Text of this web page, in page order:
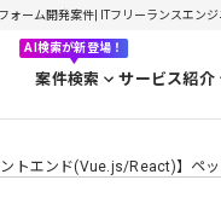
ォーム開発案件| ITフリーランスエン
AI検索が新登場！
案件検索 サービス紹介
ントエンド(Vue.js/React)】ペ